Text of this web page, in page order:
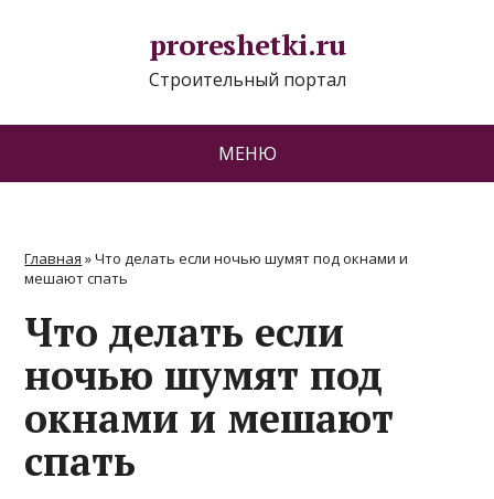
proreshetki.ru
Строительный портал
МЕНЮ
Главная »Что делать если ночью шумят под окнами и
мешают спать
Что делать если
ночью шумят под
окнами и мешают
спать